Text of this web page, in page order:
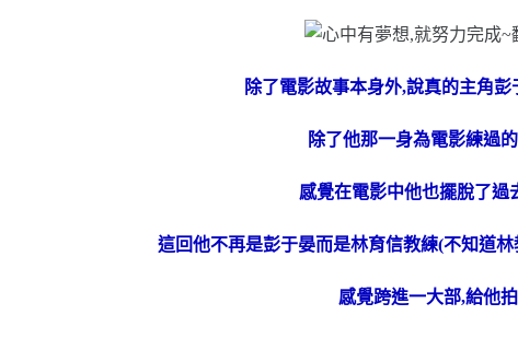
除了電影故事本身外,說真的主角
除了他那一身為電影練過
感覺在電影中他也擺脫了過
這回他不再是彭于晏而是林育信教練(不知道
感覺跨進一大部,給他